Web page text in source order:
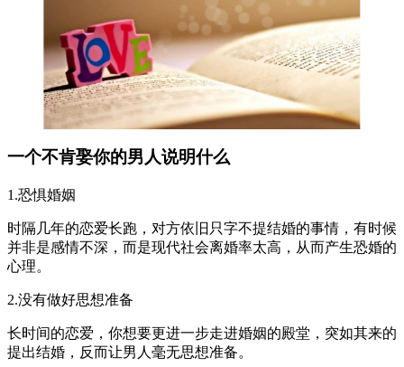
一个不肯娶你的男人说明什么
1.恐惧婚姻
时隔几年的恋爱长跑，对方依旧只字不提结婚的事情，有时候
并非是感情不深，而是现代社会离婚率太高，从而产生恐婚的
心理。
2.没有做好思想准备
长时间的恋爱，你想要更进一步走进婚姻的殿堂，突如其来的
提出结婚，反而让男人毫无思想准备。